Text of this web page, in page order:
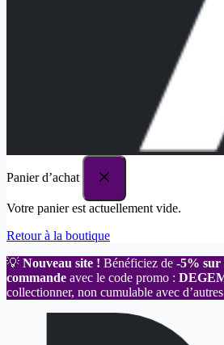
Panier d’achat
Votre panier est actuellement vide.
Retour à la boutique
💡 Nouveau site ! Bénéficiez de -5% sur
commande avec le code promo :
collectionner, non cumulable avec